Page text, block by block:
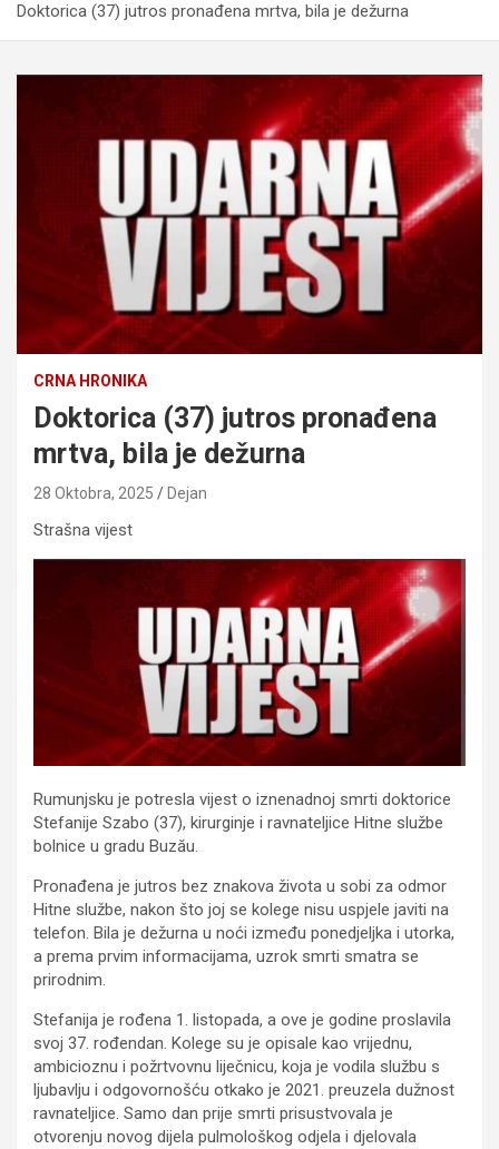
Doktorica (37) jutros pronađena mrtva, bila je dežurna
CRNA HRONIKA
Doktorica (37) jutros pronađena
mrtva, bila je dežurna
28 Oktobra, 2025 Dejan
Strašna vijest
Rumunjsku je potresla vijest o iznenadnoj smrti doktorice
Stefanije Szabo (37), kirurginje i ravnateljice Hitne službe
bolnice u gradu Buzău.
Pronađena je jutros bez znakova života u sobi za odmor
Hitne službe, nakon što joj se kolege nisu uspjele javiti na
telefon. Bila je dežurna u noći između ponedjeljka i utorka,
a prema prvim informacijama, uzrok smrti smatra se
prirodnim.
Stefanija je rođena 1. listopada, a ove je godine proslavila
svoj 37. rođendan. Kolege su je opisale kao vrijednu,
ambicioznu i požrtvovnu liječnicu, koja je vodila službu s
ljubavlju i odgovornošću otkako je 2021. preuzela dužnost
ravnateljice. Samo dan prije smrti prisustvovala je
otvorenju novog dijela pulmološkog odjela i djelovala